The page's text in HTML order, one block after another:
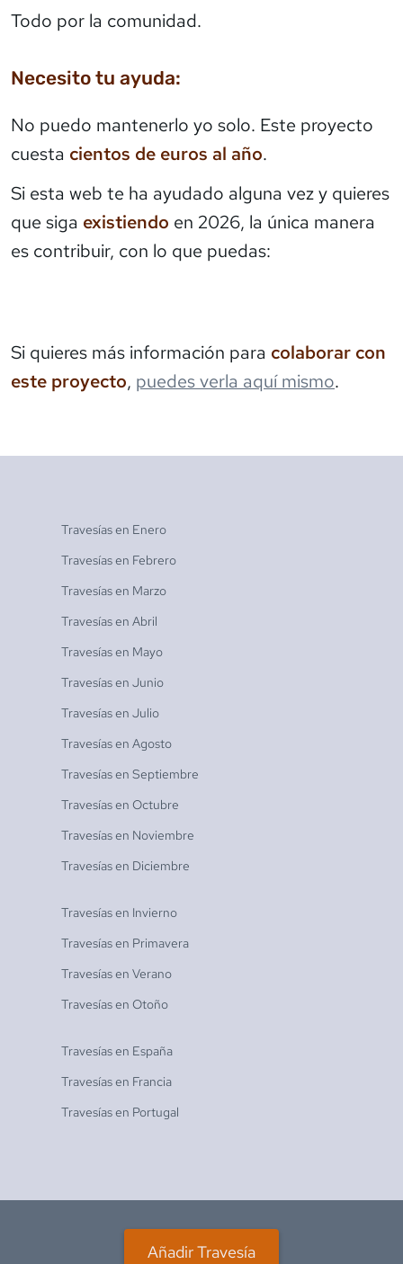
Todo por la comunidad.
Necesito tu ayuda:
No puedo mantenerlo yo solo. Este proyecto
cuesta cientos de euros al año.
Si esta web te ha ayudado alguna vez y quieres
que siga existiendo en 2026, la única manera
es contribuir, con lo que puedas:
Si quieres más información para colaborar con
este proyecto, puedes verla aquí mismo.
Travesías en Enero
Travesías en Febrero
Travesías en Marzo
Travesías en Abril
Travesías en Mayo
Travesías en Junio
Travesías en Julio
Travesías en Agosto
Travesías en Septiembre
Travesías en Octubre
Travesías en Noviembre
Travesías en Diciembre
Travesías en Invierno
Travesías en Primavera
Travesías en Verano
Travesías en Otoño
Travesías en España
Travesías en Francia
Travesías en Portugal
Añadir Travesía